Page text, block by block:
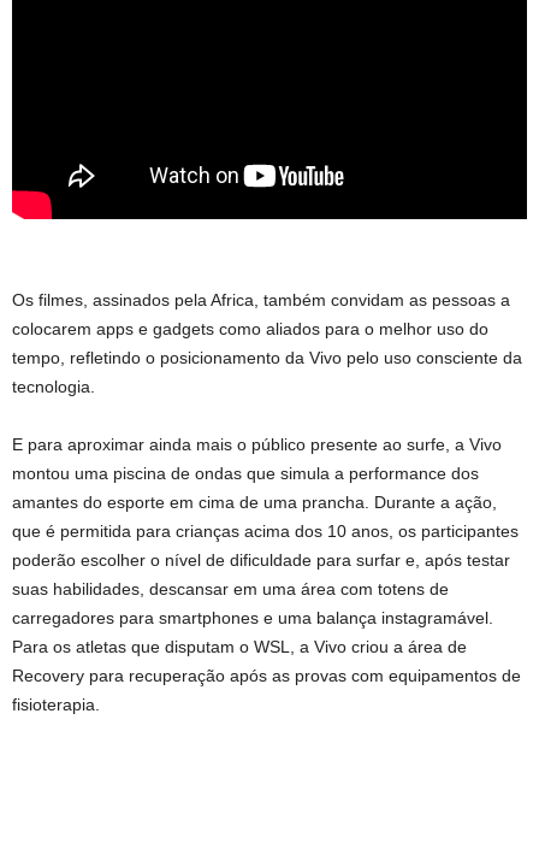
Os filmes, assinados pela Africa, também convidam as pessoas a
colocarem apps e gadgets como aliados para o melhor uso do
tempo, refletindo o posicionamento da Vivo pelo uso consciente da
tecnologia.
E para aproximar ainda mais o público presente ao surfe, a Vivo
montou uma piscina de ondas que simula a performance dos
amantes do esporte em cima de uma prancha. Durante a ação,
que é permitida para crianças acima dos 10 anos, os participantes
poderão escolher o nível de dificuldade para surfar e, após testar
suas habilidades, descansar em uma área com totens de
carregadores para smartphones e uma balança instagramável.
Para os atletas que disputam o WSL, a Vivo criou a área de
Recovery para recuperação após as provas com equipamentos de
fisioterapia.